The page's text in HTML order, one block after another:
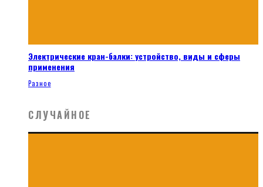
Электрические кран-балки: устройство, виды и сферы
применения
Разное
СЛУЧАЙНОЕ